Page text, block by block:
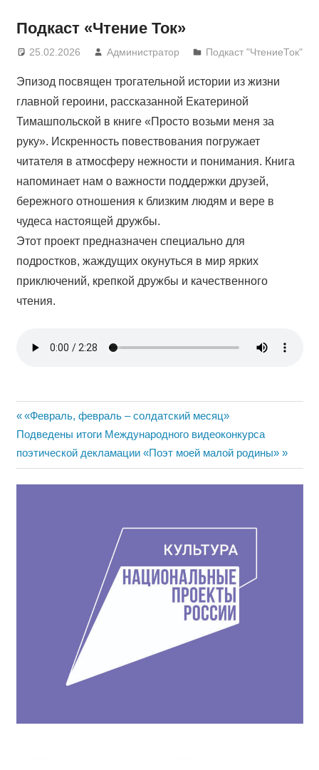
Подкаст «Чтение Ток»
25.02.2026 Администратор Подкаст "ЧтениеТок"
Эпизод посвящен трогательной истории из жизни
главной героини, рассказанной Екатериной
Тимашпольской в книге «Просто возьми меня за
руку». Искренность повествования погружает
читателя в атмосферу нежности и понимания. Книга
напоминает нам о важности поддержки друзей,
бережного отношения к близким людям и вере в
чудеса настоящей дружбы.
Этот проект предназначен специально для
подростков, жаждущих окунуться в мир ярких
приключений, крепкой дружбы и качественного
чтения.
Навигация
по
записям
Предыдущая
запись:
«Февраль, февраль – солдатский месяц»
Следующая
запись:
Подведены итоги Международного видеоконкурса
поэтической декламации «Поэт моей малой родины»